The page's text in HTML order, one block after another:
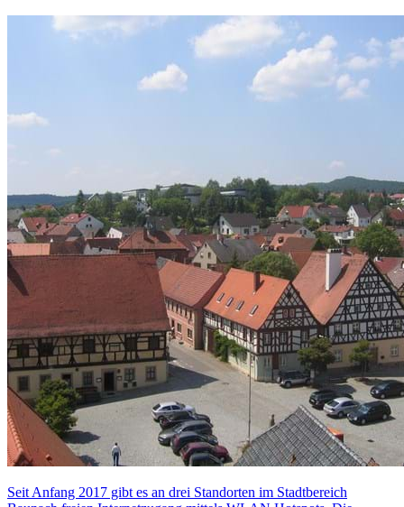
Seit Anfang 2017 gibt es an drei Standorten im Stadtbereich